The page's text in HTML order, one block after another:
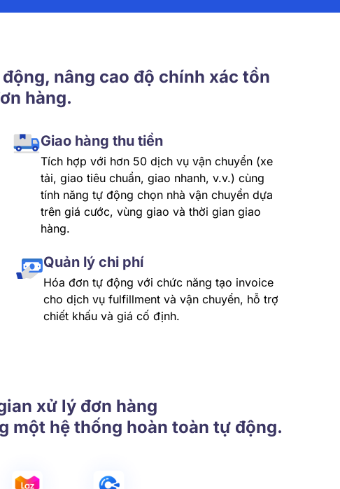
nâng cao độ chính xác tồn
hàng.
Giao hàng thu tiền
Tích hợp với hơn 50 dịch vụ vận chuyển (xe
tải, giao tiêu chuẩn, giao nhanh, v.v.) cùng
tính năng tự động chọn nhà vận chuyển dựa
trên giá cước, vùng giao và thời gian giao
hàng.
Quản lý chi phí
Hóa đơn tự động với chức năng tạo invoice
cho dịch vụ fulfillment và vận chuyển, hỗ trợ
chiết khấu và giá cố định.
xử lý đơn hàng
một hệ thống hoàn toàn tự động.